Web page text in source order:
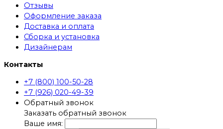
Отзывы
Оформление заказа
Доставка и оплата
Сборка и установка
Дизайнерам
Контакты
+7 (800) 100-50-28
+7 (926) 020-49-39
Обратный звонок
Заказать обратный звонок
Ваше имя: